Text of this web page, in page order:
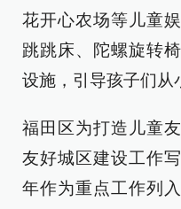
花开心农场等儿童
跳跳床、陀螺旋转
设施，引导孩子们从
福田区为打造儿童
友好城区建设工作
年作为重点工作列